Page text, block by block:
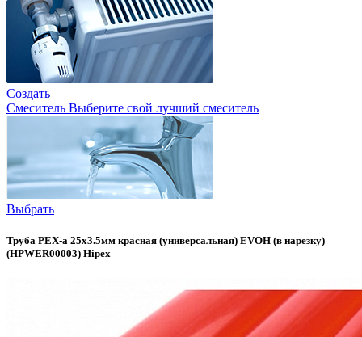
Создать
Смеситель Выберите свой лучший смеситель
Выбрать
Труба PEX-a 25х3.5мм красная (универсальная) EVOH (в нарезку)
(HPWER00003) Hipex